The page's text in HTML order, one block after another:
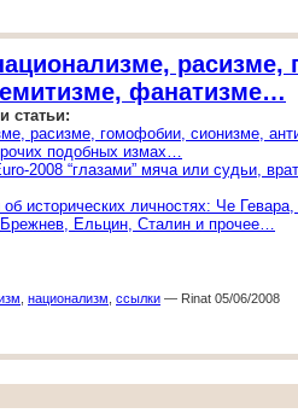
расизме,
фанатизме…
статьи:
расизме, гомофобии, сионизме,
подобных измах…
2008 “глазами” мяча или судьи,
исторических личностях: Че
Ельцин, Сталин и прочее…
национализм ссылки — Rinat 05/06/2008